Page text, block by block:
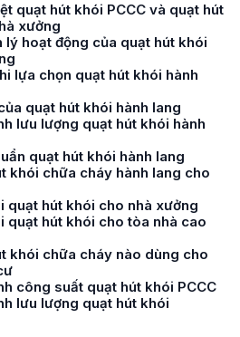
quạt hút khói PCCC và quạt hút
xưởng
lý hoạt động của quạt hút khói
lựa chọn quạt hút khói hành
quạt hút khói hành lang
lưu lượng quạt hút khói hành
quạt hút khói hành lang
khói chữa cháy hành lang cho
quạt hút khói cho nhà xưởng
quạt hút khói cho tòa nhà cao
khói chữa cháy nào dùng cho
công suất quạt hút khói PCCC
lưu lượng quạt hút khói